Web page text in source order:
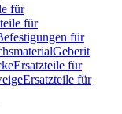
für
für
für
Geberit
Ersatzteile für
Ersatzteile für